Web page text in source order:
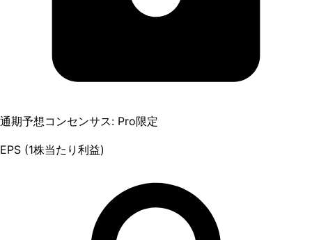
通期予想コンセンサス: Pro限定
EPS (1株当たり利益)